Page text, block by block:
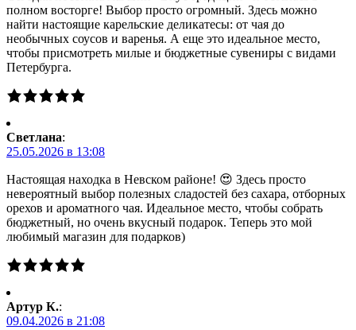
полном восторге! Выбор просто огромный. Здесь можно
найти настоящие карельские деликатесы: от чая до
необычных соусов и варенья. А еще это идеальное место,
чтобы присмотреть милые и бюджетные сувениры с видами
Петербурга.
Светлана:
25.05.2026 в 13:08
Настоящая находка в Невском районе! 😍 Здесь просто
невероятный выбор полезных сладостей без сахара, отборных
орехов и ароматного чая. Идеальное место, чтобы собрать
бюджетный, но очень вкусный подарок. Теперь это мой
любимый магазин для подарков)
Артур К.:
09.04.2026 в 21:08